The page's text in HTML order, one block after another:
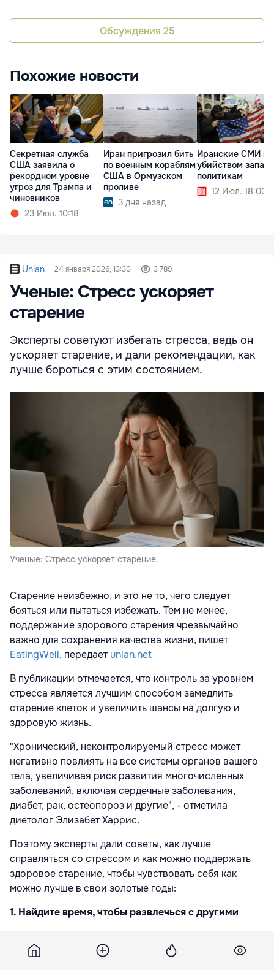
Обсуждения 25
Похожие новости
Секретная служба
США заявила о
рекордном уровне
угроз для Трампа и
чиновников
23 Июл. 10:18
Иран пригрозил бить
по военным кораблям
США в Ормузском
проливе
3 дня назад
Иранские СМИ
убийством
политикам
12 Июл. 18:00
Unian 24 января 2026, 13:30 3 789
Ученые: Стресс ускоряет
старение
Эксперты советуют избегать стресса, ведь он
ускоряет старение, и дали рекомендации, как
лучше бороться с этим состоянием.
Ученые: Стресс ускоряет старение.
Старение неизбежно, и это не то, чего следует
бояться или пытаться избежать. Тем не менее,
поддержание здорового старения чрезвычайно
важно для сохранения качества жизни, пишет
EatingWell, передаетunian.net
В публикации отмечается, что контроль за уровнем
стресса является лучшим способом замедлить
старение клеток и увеличить шансы на долгую и
здоровую жизнь.
"Хронический, неконтролируемый стресс может
негативно повлиять на все системы органов вашего
тела, увеличивая риск развития многочисленных
заболеваний, включая сердечные заболевания,
диабет, рак, остеопороз и другие", - отметила
диетолог Элизабет Харрис.
Поэтому эксперты дали советы, как лучше
справляться со стрессом и как можно поддержать
здоровое старение, чтобы чувствовать себя как
можно лучше в свои золотые годы:
1. Найдите время, чтобы развлечься с другими
развлечений может помочь уменьшить стресс,